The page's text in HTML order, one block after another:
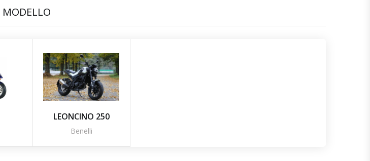
MODELLO
LEONCINO 250
Benelli